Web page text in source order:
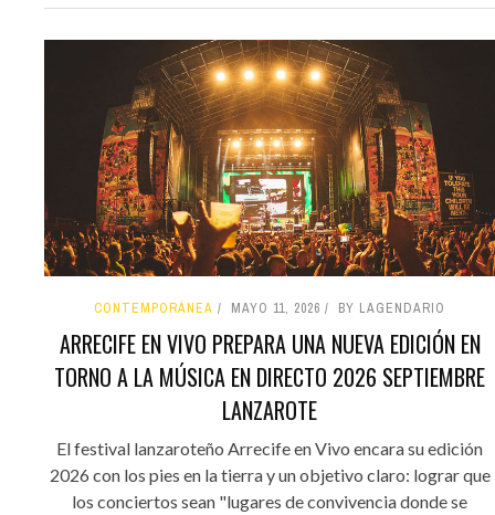
CONTEMPORÁNEA MAYO 11, 2026 BY LAGENDARIO
ARRECIFE EN VIVO PREPARA UNA NUEVA EDICIÓN EN
TORNO A LA MÚSICA EN DIRECTO 2026 SEPTIEMBRE
LANZAROTE
El festival lanzaroteño Arrecife en Vivo encara su edición
2026 con los pies en la tierra y un objetivo claro: lograr que
los conciertos sean "lugares de convivencia donde se